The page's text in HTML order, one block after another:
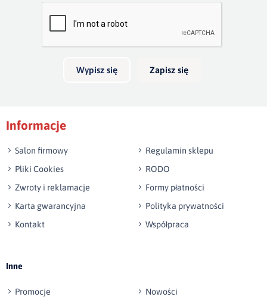
skrzynia na pościel będzie mieć 30cm głębokości. Wezgłowie
Bardzo dobry
Twoja opinia o produkcie
Wyślij opinię
Wypisz się Zapisz się
Informacje
Salon firmowy
Regulamin sklepu
Pliki Cookies
RODO
Zwroty i reklamacje
Formy płatności
Karta gwarancyjna
Polityka prywatności
Kontakt
Współpraca
Inne
Promocje
Nowości